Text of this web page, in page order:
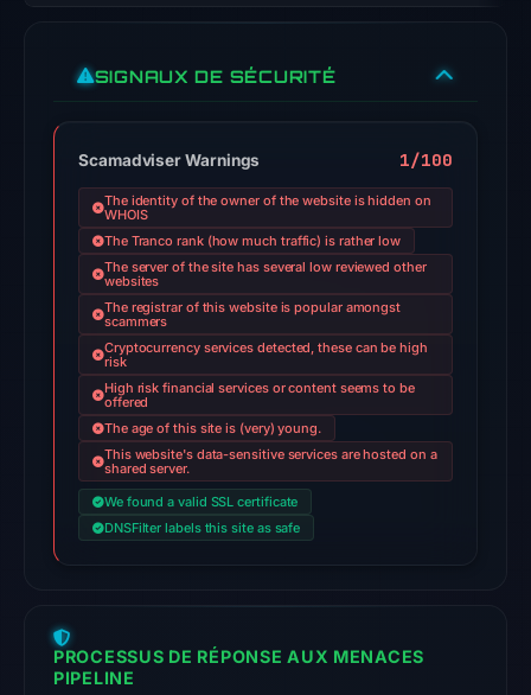
engines
domain
on
Feb
23,
at
06:03
UTC.
No
conclusive
timestamped
HTTP
response
reachability
SIGNAUX DE SÉCURITÉ
Scamadviser Warnings 1/100
The identity of the owner of the website is hidden on
WHOIS
The Tranco rank (how much traffic) is rather low
The server of the site has several low reviewed other
websites
The registrar of this website is popular amongst
scammers
Cryptocurrency services detected, these can be high
risk
High risk financial services or content seems to be
offered
The age of this site is (very) young.
This website's data-sensitive services are hosted on a
shared server.
We found a valid SSL certificate
DNSFilter labels this site as safe
PROCESSUS DE RÉPONSE AUX MENACES
PIPELINE